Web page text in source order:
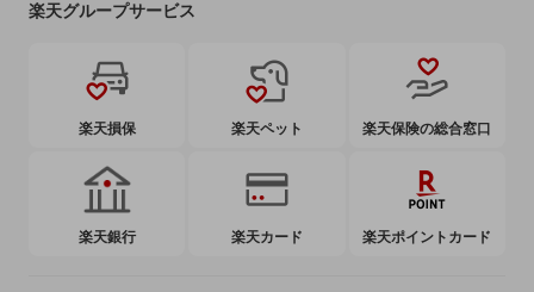
楽天グループサービス
楽天損保 楽天ペット 楽天保険の総合窓口
楽天銀行 楽天カード 楽天ポイントカード